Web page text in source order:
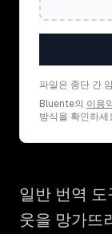
파일은 종단 간
Bluente의 이용
방식을 확인하세
일반 번역
웃을 망가뜨